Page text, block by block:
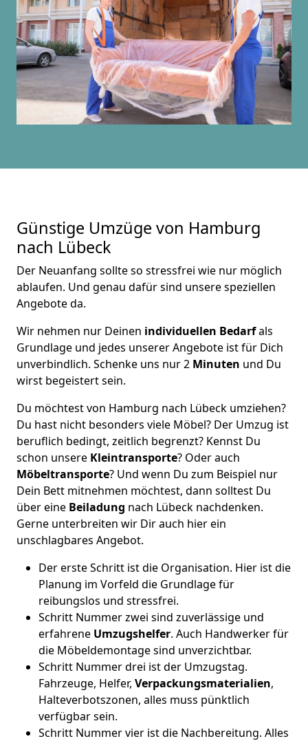
Günstige Umzüge von Hamburg
nach Lübeck
Der Neuanfang sollte so stressfrei wie nur möglich
ablaufen. Und genau dafür sind unsere speziellen
Angebote da.
Wir nehmen nur Deinen individuellen Bedarfals
Grundlage und jedes unserer Angebote ist für Dich
unverbindlich. Schenke uns nur 2 Minuten und Du
wirst begeistert sein.
Du möchtest von Hamburg nach Lübeck umziehen?
Du hast nicht besonders viele Möbel? Der Umzug ist
beruflich bedingt, zeitlich begrenzt? Kennst Du
schon unsere Kleintransporte? Oder auch
Möbeltransporte? Und wenn Du zum Beispiel nur
Dein Bett mitnehmen möchtest, dann solltest Du
über eine Beiladung nach Lübeck nachdenken.
Gerne unterbreiten wir Dir auch hier ein
unschlagbares Angebot.
Der erste Schritt ist die Organisation. Hier ist die
Planung im Vorfeld die Grundlage für
reibungslos und stressfrei.
Schritt Nummer zwei sind zuverlässige und
erfahrene Umzugshelfer. Auch Handwerker für
die Möbeldemontage sind unverzichtbar.
Schritt Nummer drei ist der Umzugstag.
Fahrzeuge, Helfer, Verpackungsmaterialien,
Halteverbotszonen, alles muss pünktlich
verfügbar sein.
Schritt Nummer vier ist die Nachbereitung. Alles